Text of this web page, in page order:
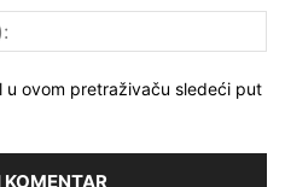
u ovom pretraživaču sledeći put